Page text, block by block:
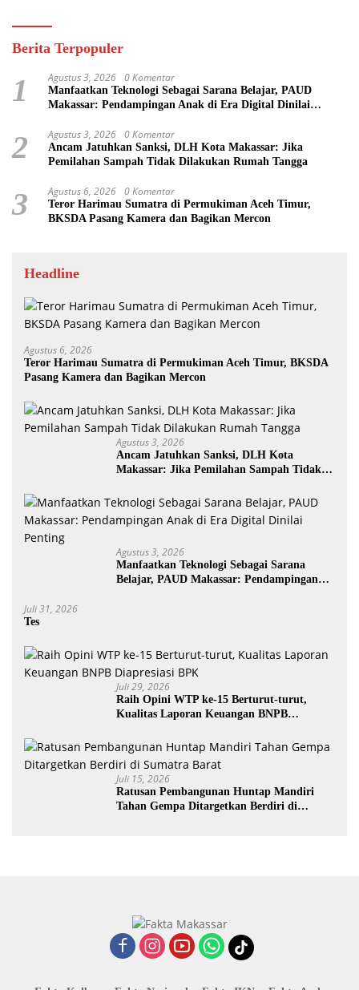
Berita Terpopuler
1 Agustus 3, 2026 0 Komentar
Manfaatkan Teknologi Sebagai Sarana Belajar, PAUD
Makassar: Pendampingan Anak di Era Digital Dinilai
2 Agustus 3, 2026 0 Komentar
Ancam Jatuhkan Sanksi, DLH Kota Makassar: Jika
Pemilahan Sampah Tidak Dilakukan Rumah Tangga
3 Agustus 6, 2026 0 Komentar
Teror Harimau Sumatra di Permukiman Aceh Timur,
BKSDA Pasang Kamera dan Bagikan Mercon
Headline
Agustus 6, 2026
Teror Harimau Sumatra di Permukiman Aceh Timur, BKSDA
Pasang Kamera dan Bagikan Mercon
Agustus 3, 2026
Ancam Jatuhkan Sanksi, DLH Kota
Makassar: Jika Pemilahan Sampah Tidak
Agustus 3, 2026
Manfaatkan Teknologi Sebagai Sarana
Belajar, PAUD Makassar: Pendampingan
Juli 31, 2026
Tes
Juli 29, 2026
Raih Opini WTP ke-15 Berturut-turut,
Kualitas Laporan Keuangan BNPB
Juli 15, 2026
Ratusan Pembangunan Huntap Mandiri
Tahan Gempa Ditargetkan Berdiri di